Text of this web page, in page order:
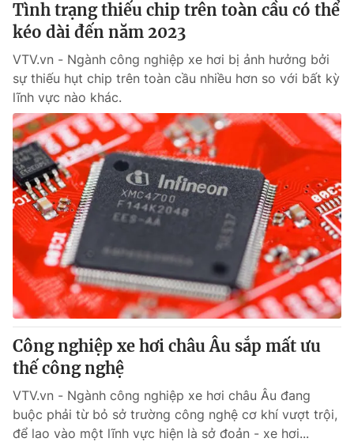
® Cấm sao chép dưới mọi hình thức nếu không có sự chấp
thuận bằng văn bản. Ghi rõ nguồn VTV.vn khi phát hành lại
thông tin từ website này.
Tình trạng thiếu chip trên toàn cầu có thể
kéo dài đến năm 2023
VTV.vn - Ngành công nghiệp xe hơi bị ảnh hưởng bởi
sự thiếu hụt chip trên toàn cầu nhiều hơn so với bất kỳ
lĩnh vực nào khác.
Công nghiệp xe hơi châu Âu sắp mất ưu
thế công nghệ
VTV.vn - Ngành công nghiệp xe hơi châu Âu đang
buộc phải từ bỏ sở trường công nghệ cơ khí vượt trội,
để lao vào một lĩnh vực hiện là sở đoản - xe hơi...